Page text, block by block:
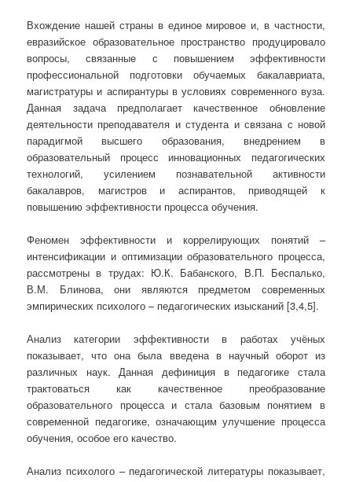
Вхождение нашей страны в единое мировое и, в частности,
евразийское образовательное пространство продуцировало
вопросы, связанные с повышением эффективности
профессиональной подготовки обучаемых бакалавриата,
магистратуры и аспирантуры в условиях современного вуза.
Данная задача предполагает качественное обновление
деятельности преподавателя и студента и связана с новой
парадигмой высшего образования, внедрением в
образовательный процесс инновационных педагогических
технологий, усилением познавательной активности
бакалавров, магистров и аспирантов, приводящей к
повышению эффективности процесса обучения.
Феномен эффективности и коррелирующих понятий –
интенсификации и оптимизации образовательного процесса,
рассмотрены в трудах: Ю.К. Бабанского, В.П. Беспалько,
В.М. Блинова, они являются предметом современных
эмпирических психолого – педагогических изысканий [3,4,5].
Анализ категории эффективности в работах учёных
показывает, что она была введена в научный оборот из
различных наук. Данная дефиниция в педагогике стала
трактоваться как качественное преобразование
образовательного процесса и стала базовым понятием в
современной педагогике, означающим улучшение процесса
обучения, особое его качество.
Анализ психолого – педагогической литературы показывает,